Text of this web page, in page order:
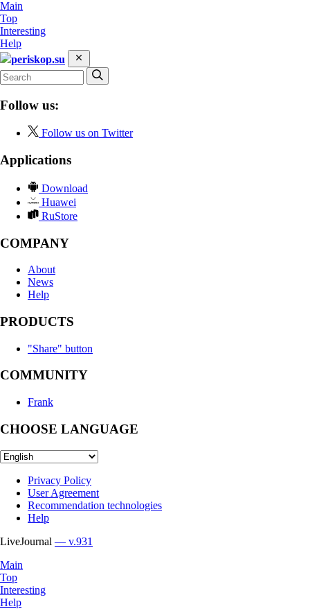
Main
Top
Interesting
Help
periskop.su
Follow us:
Follow us on Twitter
Applications
Download
Huawei
RuStore
COMPANY
About
News
Help
PRODUCTS
"Share" button
COMMUNITY
Frank
CHOOSE LANGUAGE
Privacy Policy
User Agreement
Recommendation technologies
Help
LiveJournal — v.931
Main
Top
Interesting
Help